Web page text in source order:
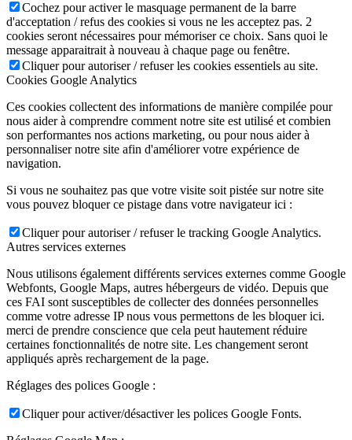
Cochez pour activer le masquage permanent de la barre
d'acceptation / refus des cookies si vous ne les acceptez pas. 2
cookies seront nécessaires pour mémoriser ce choix. Sans quoi le
message apparaitrait à nouveau à chaque page ou fenêtre.
Cliquer pour autoriser / refuser les cookies essentiels au site.
Cookies Google Analytics
Ces cookies collectent des informations de manière compilée pour
nous aider à comprendre comment notre site est utilisé et combien
son performantes nos actions marketing, ou pour nous aider à
personnaliser notre site afin d'améliorer votre expérience de
navigation.
Si vous ne souhaitez pas que votre visite soit pistée sur notre site
vous pouvez bloquer ce pistage dans votre navigateur ici :
Cliquer pour autoriser / refuser le tracking Google Analytics.
Autres services externes
Nous utilisons également différents services externes comme Google
Webfonts, Google Maps, autres hébergeurs de vidéo. Depuis que
ces FAI sont susceptibles de collecter des données personnelles
comme votre adresse IP nous vous permettons de les bloquer ici.
merci de prendre conscience que cela peut hautement réduire
certaines fonctionnalités de notre site. Les changement seront
appliqués après rechargement de la page.
Réglages des polices Google :
Cliquer pour activer/désactiver les polices Google Fonts.